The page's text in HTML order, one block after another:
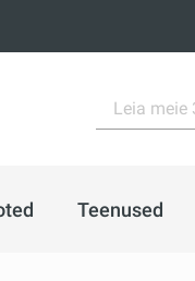
Teenused